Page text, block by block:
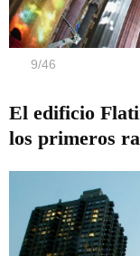
9/46
El edificio
los primeros